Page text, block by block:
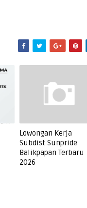
Lowongan Kerja
Subdist Sunpride
Balikpapan Terbaru
2026